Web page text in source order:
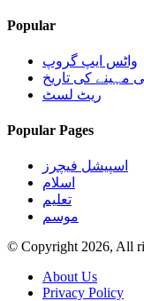
Popular
واٹس ایپ گروپ
مہینے کی تاریخ
ریٹ لسٹ
Popular Pages
اسپیشل فیچرز
اسلام
تعلیم
موسم
© Copyright 2026, All
About Us
Privacy Policy